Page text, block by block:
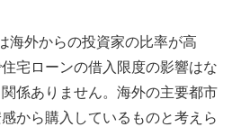
海外からの投資家の比率が高
宅ローンの借入限度の影響はな
係ありません。海外の主要都市
から購入しているものと考えら